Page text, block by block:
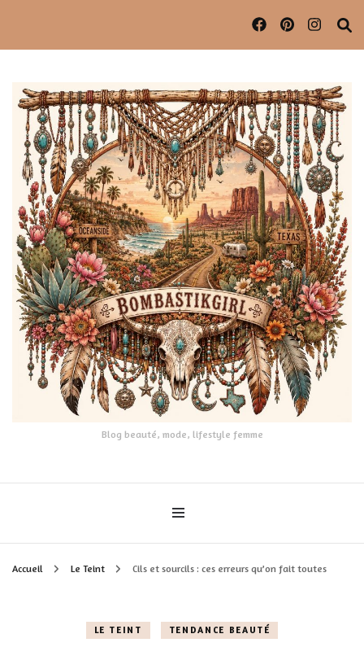
Blog beauté, mode, lifestyle femme
Accueil Le Teint Cils et sourcils : ces erreurs qu’on fait toutes
LE TEINT TENDANCE BEAUTÉ